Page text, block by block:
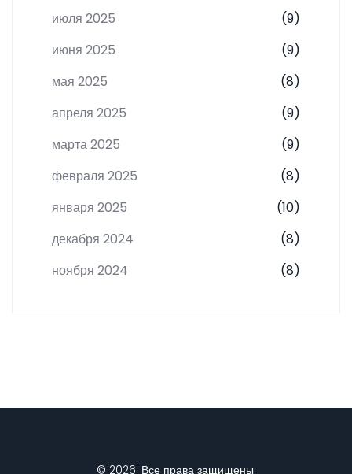
июля 2025
(9)
июня 2025
(9)
мая 2025
(8)
апреля 2025
(9)
марта 2025
(9)
февраля 2025
(8)
января 2025
(10)
декабря 2024
(8)
ноября 2024
(8)
© 2026. Все права защищены.